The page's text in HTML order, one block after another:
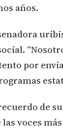
años.
por
de
voces